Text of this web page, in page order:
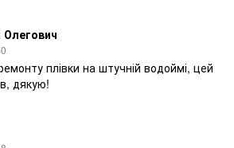
плівки на штучній водоймі, цей
дякую!